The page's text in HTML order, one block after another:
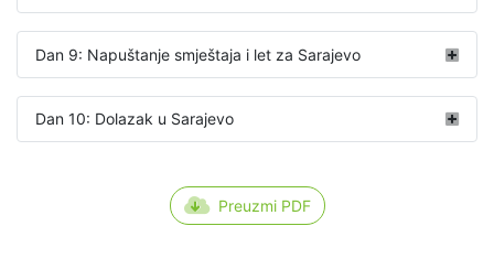
Dan 9: Napuštanje smještaja i let za Sarajevo
Dan 10: Dolazak u Sarajevo
Preuzmi PDF